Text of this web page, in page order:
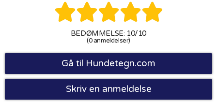

BEDØMMELSE: 10/10
(0 anmeldelser)
Gå til Hundetegn.com
Skriv en anmeldelse